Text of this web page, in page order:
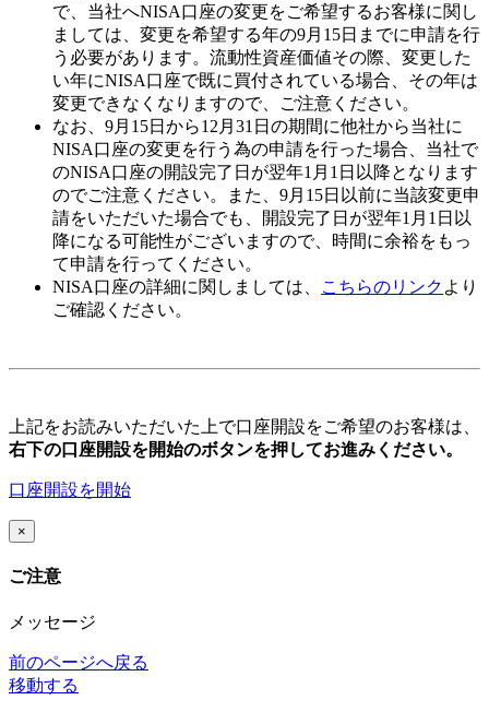
で、当社へNISA口座の変更をご希望するお客様に関し
ましては、変更を希望する年の9月15日 までに申請を行
う必要があります。流動性資産価値その際、変更した
い年にNISA口座で既に買付されている場合、その年は
変更できなくなりますので、ご注意ください。
なお、 9月15日から12月31日 の期間に他社から当社に
NISA口座の変更を行う為の申請を行った場合、当社で
のNISA口座の開設完了日が翌年1月1日 以降となります
のでご注意ください。また、 9月15日以前に当該変更申
請をいただいた場合でも、開設完了日が翌年1月1日以
降になる可能性がございますので、時間に余裕をもっ
て申請を行ってください。
NISA口座の詳細に関しましては、
こちらのリンク より
ご確認ください。
上記をお読みいただいた上で口座開設をご希望のお客様は、
右下の口座開設を開始のボタンを押してお進みください。
口座開設を開始
×
ご注意
メッセージ
前のページへ戻る
移動する